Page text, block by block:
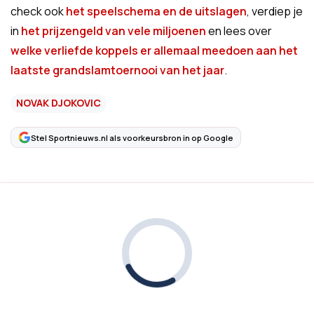
check ookhet speelschema en de uitslagen, verdiep je
in het prijzengeld van vele miljoenenen lees over
welke verliefde koppels er allemaal meedoen aan het
laatste grandslamtoernooi van het jaar.
NOVAK DJOKOVIC
Stel Sportnieuws.nl als voorkeursbron in op Google